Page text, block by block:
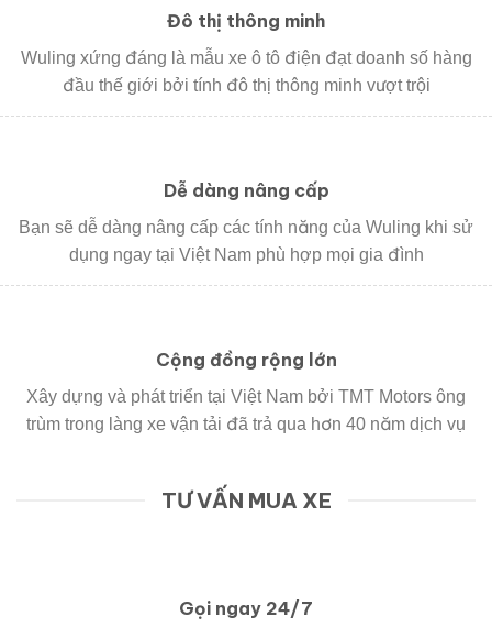
Đô thị thông minh
Wuling xứng đáng là mẫu xe ô tô điện đạt doanh số hàng
đầu thế giới bởi tính đô thị thông minh vượt trội
Dễ dàng nâng cấp
Bạn sẽ dễ dàng nâng cấp các tính năng của Wuling khi sử
dụng ngay tại Việt Nam phù hợp mọi gia đình
Cộng đồng rộng lớn
Xây dựng và phát triển tại Việt Nam bởi TMT Motors ông
trùm trong làng xe vận tải đã trả qua hơn 40 năm dịch vụ
TƯ VẤN MUA XE
Gọi ngay 24/7